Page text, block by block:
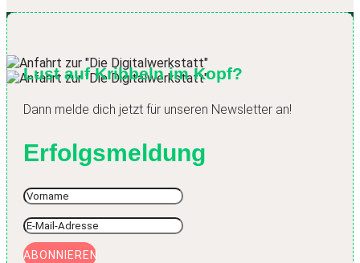
Lust auf Kribbeln im Kopf?
Dann melde dich jetzt für unseren Newsletter an!
Erfolgsmeldung
ABONNIEREN